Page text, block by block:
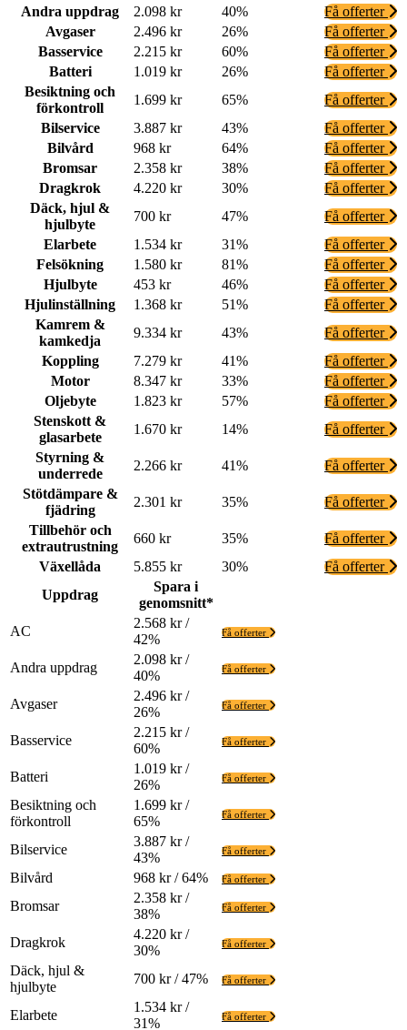
Andra uppdrag
2.098 kr 40%
Få offerter
Avgaser
2.496 kr 26%
Få offerter
Basservice
2.215 kr 60%
Få offerter
Batteri
1.019 kr 26%
Få offerter
Besiktning och
förkontroll
1.699 kr 65%
Få offerter
Bilservice
3.887 kr 43%
Få offerter
Bilvård
968 kr 64%
Få offerter
Bromsar
2.358 kr 38%
Få offerter
Dragkrok
4.220 kr 30%
Få offerter
Däck, hjul &
hjulbyte
700 kr 47%
Få offerter
Elarbete
1.534 kr 31%
Få offerter
Felsökning
1.580 kr 81%
Få offerter
Hjulbyte
453 kr 46%
Få offerter
Hjulinställning
1.368 kr 51%
Få offerter
Kamrem &
kamkedja
9.334 kr 43%
Få offerter
Koppling
7.279 kr 41%
Få offerter
Motor
8.347 kr 33%
Få offerter
Oljebyte
1.823 kr 57%
Få offerter
Stenskott &
glasarbete
1.670 kr 14%
Få offerter
Styrning &
underrede
2.266 kr 41%
Få offerter
Stötdämpare &
fjädring
2.301 kr 35%
Få offerter
Tillbehör och
extrautrustning
660 kr 35%
Få offerter
Växellåda
5.855 kr 30%
Få offerter
Uppdrag
Spara i
genomsnitt*
AC
2.568 kr /
42%
Få offerter
Andra uppdrag
2.098 kr /
40%
Få offerter
Avgaser
2.496 kr /
26%
Få offerter
Basservice
2.215 kr /
60%
Få offerter
Batteri
1.019 kr /
26%
Få offerter
Besiktning och
förkontroll
1.699 kr /
65%
Få offerter
Bilservice
3.887 kr /
43%
Få offerter
Bilvård 968 kr / 64% Få offerter
Bromsar
2.358 kr /
38%
Få offerter
Dragkrok
4.220 kr /
30%
Få offerter
Däck, hjul &
hjulbyte
700 kr / 47% Få offerter
Elarbete
1.534 kr /
31%
Få offerter